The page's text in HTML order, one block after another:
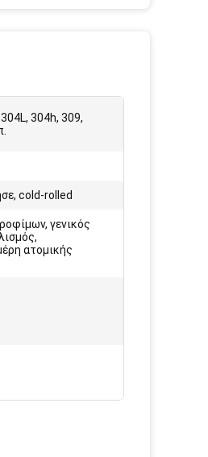
304h, 309,
cold-rolled
γενικός
ατομικής